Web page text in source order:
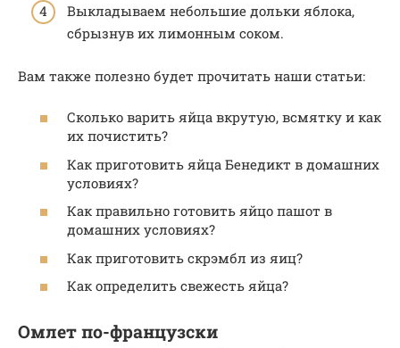
Выкладываем небольшие дольки яблока,
сбрызнув их лимонным соком.
Вам также полезно будет прочитать наши статьи:
Сколько варить яйца вкрутую, всмятку и как
их почистить?
Как приготовить яйца Бенедикт в домашних
условиях?
Как правильно готовить яйцо пашот в
домашних условиях?
Как приготовить скрэмбл из яиц?
Как определить свежесть яйца?
Омлет по-французски